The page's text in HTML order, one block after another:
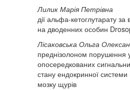
Лилик Марія Петрівна
дії альфа-кетоглутарату
на дводенних особин
Лісаковська Ольга
преднізолоном порушення
опосередкованих
стану ендокринної системи
мозку щурів